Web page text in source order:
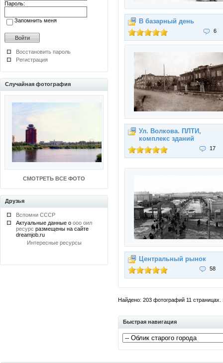
Пароль:
Запомнить меня
Восстановить пароль
Регистрация
Случайная фотография
СМОТРЕТЬ ВСЕ ФОТО
Друзья
Вспомни СССР
Актуальные данные о ооо оил
ресурс размещены на сайте
dreamjob.ru
Интересные ресурсы
В базарный день
6
Ул. Волкова. ПЛТИ,
комплекс зданий
17
Центральный рынок
58
Найдено: 203 фотографий 11 страницах.
Быстрая навигация